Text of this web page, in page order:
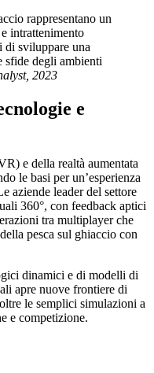
rappresentano un
intrattenimento
di sviluppare una
sfide degli ambienti
2023
e
e della realtà aumentata
le basi per un’esperienza
aziende leader del settore
360°, con feedback aptici
tra multiplayer che
pesca sul ghiaccio con
dinamici e di modelli di
apre nuove frontiere di
le semplici simulazioni a
e competizione.